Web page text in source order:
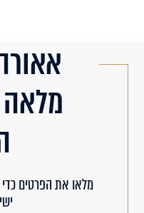
מלאו את הפרטים